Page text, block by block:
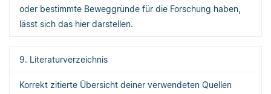
oder bestimmte Beweggründe für die Forschung haben,
lässt sich das hier darstellen.
9. Literaturverzeichnis
Korrekt zitierte Übersicht deiner verwendeten Quellen